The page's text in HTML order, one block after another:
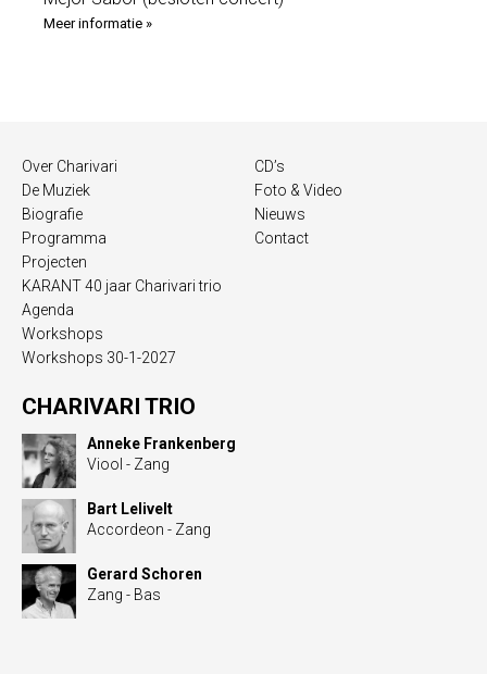
Meer informatie »
Over Charivari
De Muziek
Biografie
Programma
Projecten
KARANT 40 jaar Charivari trio
Agenda
Workshops
Workshops 30-1-2027
CD’s
Foto & Video
Nieuws
Contact
CHARIVARI TRIO
Anneke Frankenberg
Viool - Zang
Bart Lelivelt
Accordeon - Zang
Gerard Schoren
Zang - Bas